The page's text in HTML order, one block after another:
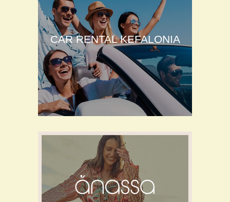
CAR RENTAL KEFALONIA